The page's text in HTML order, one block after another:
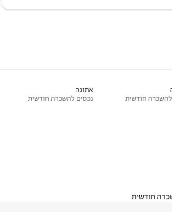
להשכרה חודשית
אתונה
נכסים להשכרה חודשית
חודשית